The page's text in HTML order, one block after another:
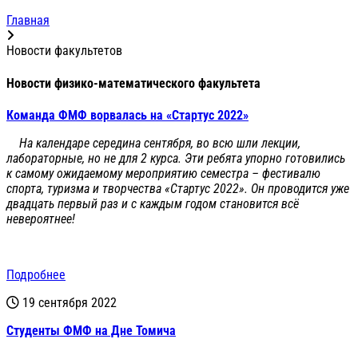
Главная
Новости факультетов
Новости физико-математического факультета
Команда ФМФ ворвалась на «Стартус 2022»
На календаре середина сентября, во всю шли лекции,
лабораторные, но не для 2 курса. Эти ребята упорно готовились
к самому ожидаемому мероприятию семестра – фестивалю
спорта, туризма и творчества «Стартус 2022». Он проводится уже
двадцать первый раз и с каждым годом становится всё
невероятнее!
Подробнее
19 сентября 2022
Студенты ФМФ на Дне Томича